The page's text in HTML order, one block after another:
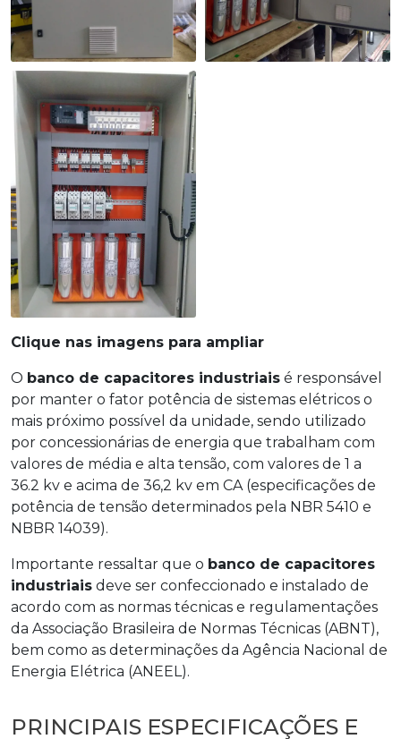
Clique nas imagens para ampliar
O banco de capacitores industriais é responsável
por manter o fator potência de sistemas elétricos o
mais próximo possível da unidade, sendo utilizado
por concessionárias de energia que trabalham com
valores de média e alta tensão, com valores de 1 a
36.2 kv e acima de 36,2 kv em CA (especificações de
potência de tensão determinados pela NBR 5410 e
NBBR 14039).
Importante ressaltar que o banco de capacitores
industriais deve ser confeccionado e instalado de
acordo com as normas técnicas e regulamentações
da Associação Brasileira de Normas Técnicas (ABNT),
bem como as determinações da Agência Nacional de
Energia Elétrica (ANEEL).
PRINCIPAIS ESPECIFICAÇÕES E